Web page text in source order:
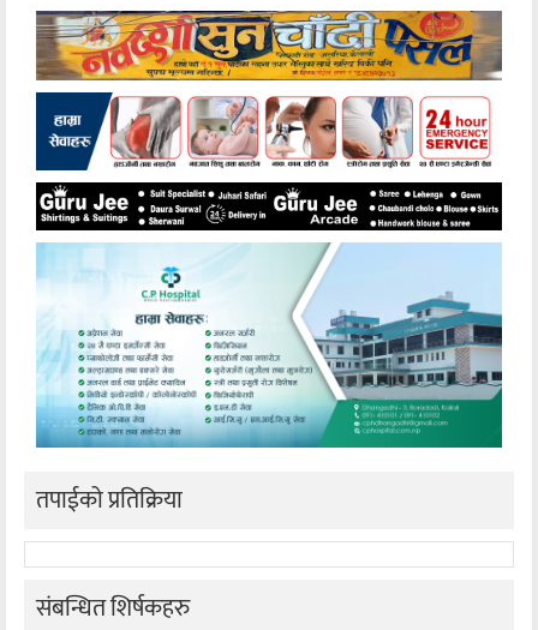
तपाईको प्रतिक्रिया
संबन्धित शिर्षकहरु